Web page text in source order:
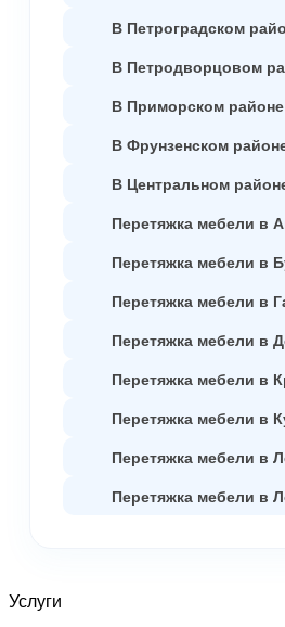
В Петроградском
В Петродворцовом
В Приморском районе
В Фрунзенском
В Центральном
Перетяжка мебели в
Перетяжка мебели в
Перетяжка мебели в
Перетяжка мебели в
Перетяжка мебели в
Перетяжка мебели в
Перетяжка мебели в
Перетяжка мебели в
Услуги